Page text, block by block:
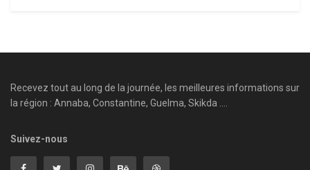
Recevez tout au long de la journée, les meilleures informations sur
la région : Annaba, Constantine, Guelma, Skikda ....
Suivez-nous